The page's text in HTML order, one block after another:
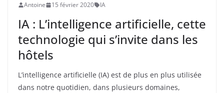
Antoine 15 février 2020 IA
IA : L’intelligence artificielle, cette
technologie qui s’invite dans les
hôtels
L’intelligence artificielle (IA) est de plus en plus utilisée
dans notre quotidien, dans plusieurs domaines,